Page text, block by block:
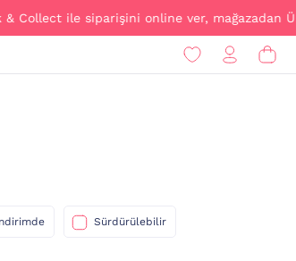
ile siparişini online ver, mağazadan
Sürdürülebilir